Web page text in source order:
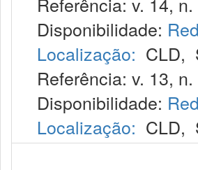
Disponibilidade:
Localização: CLD,
Referência: v. 13,
Disponibilidade:
Localização: CLD,